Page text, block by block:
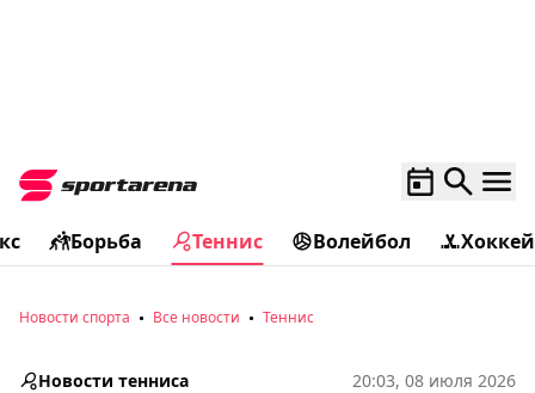
Борьба Теннис Волейбол Хоккей
Новости спорта Все новости Теннис
Новости тенниса 20:03, 08 июля 2026